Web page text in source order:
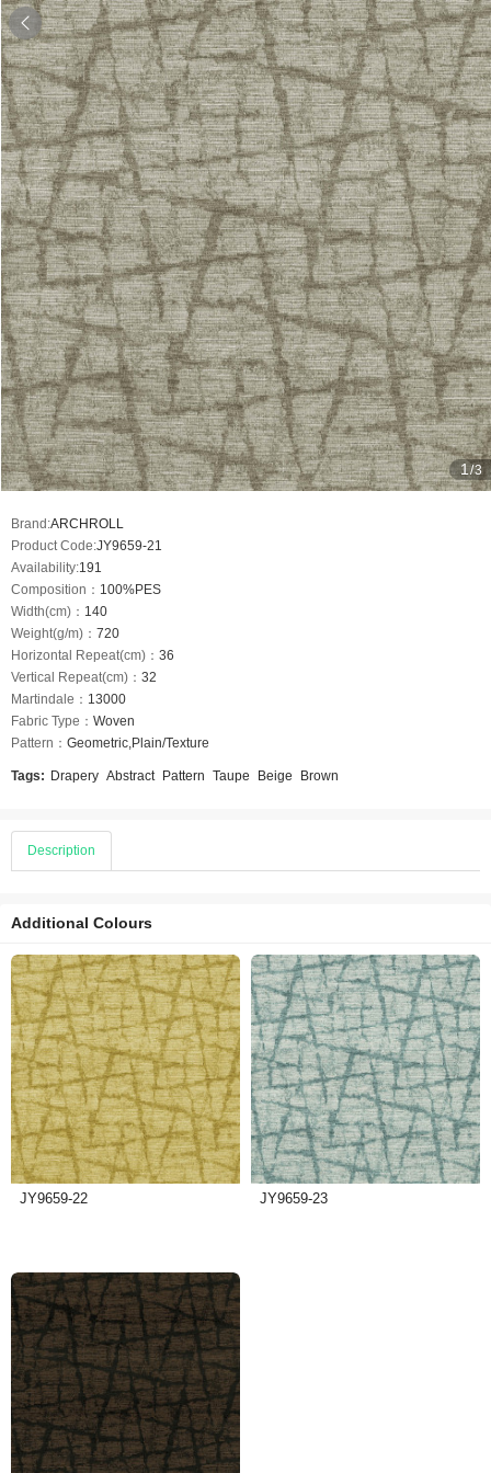

1 /3
Brand:ARCHROLL
Product Code:JY9659-21
Availability:191
Composition： 100%PES
Width(cm)： 140
Weight(g/m)： 720
Horizontal Repeat(cm)： 36
Vertical Repeat(cm)： 32
Martindale： 13000
Fabric Type： Woven
Pattern： Geometric,Plain/Texture
Tags: Drapery Abstract Pattern Taupe Beige Brown
Description
Additional Colours
JY9659-22 JY9659-23